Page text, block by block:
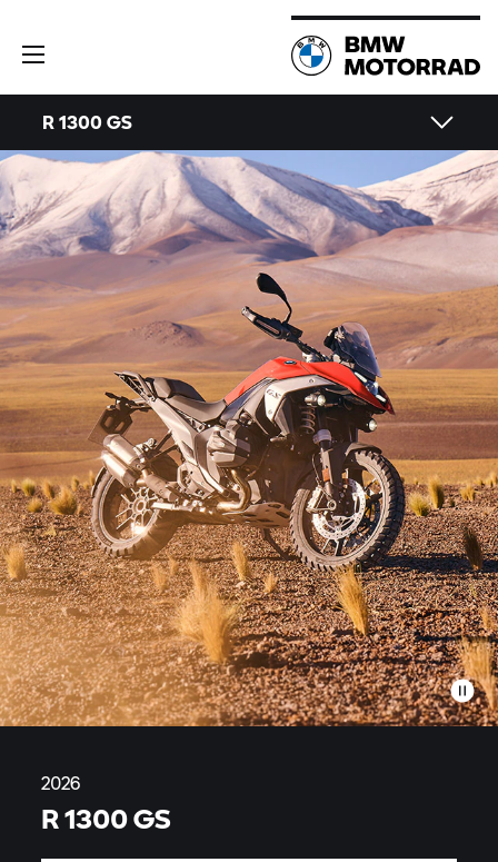
R 1300 GS
2026
R 1300 GS